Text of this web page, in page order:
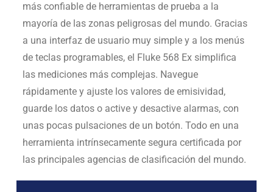
más confiable de herramientas de prueba a la
mayoría de las zonas peligrosas del mundo. Gracias
a una interfaz de usuario muy simple y a los menús
de teclas programables, el Fluke 568 Ex simplifica
las mediciones más complejas. Navegue
rápidamente y ajuste los valores de emisividad,
guarde los datos o active y desactive alarmas, con
unas pocas pulsaciones de un botón. Todo en una
herramienta intrínsecamente segura certificada por
las principales agencias de clasificación del mundo.